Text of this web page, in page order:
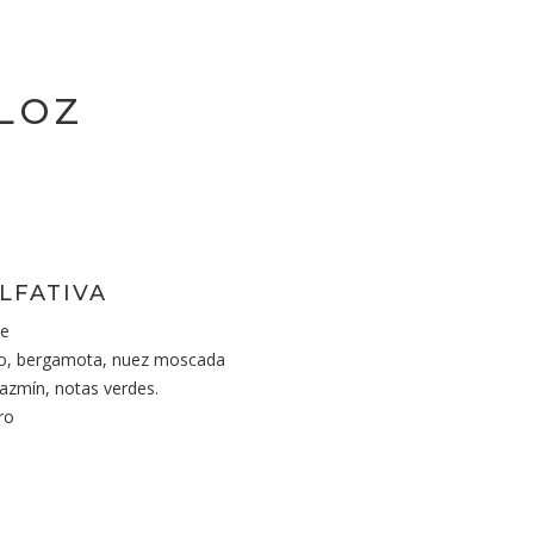
bergamota, nuez moscada
notas verdes.